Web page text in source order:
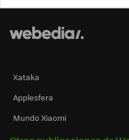
Xataka
Applesfera
Mundo Xiaomi